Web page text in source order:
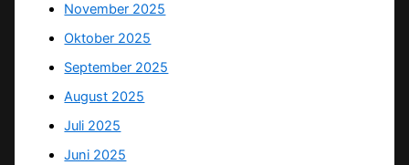
November 2025
Oktober 2025
September 2025
August 2025
Juli 2025
Juni 2025